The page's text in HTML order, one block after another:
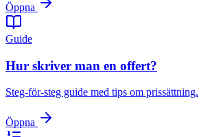
Öppna
Guide
Hur skriver man en offert?
Steg-för-steg guide med tips om prissättning.
Öppna